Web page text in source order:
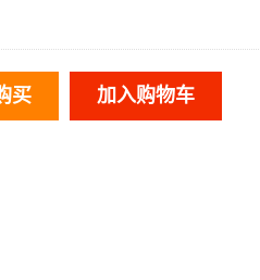
买 加入购物车